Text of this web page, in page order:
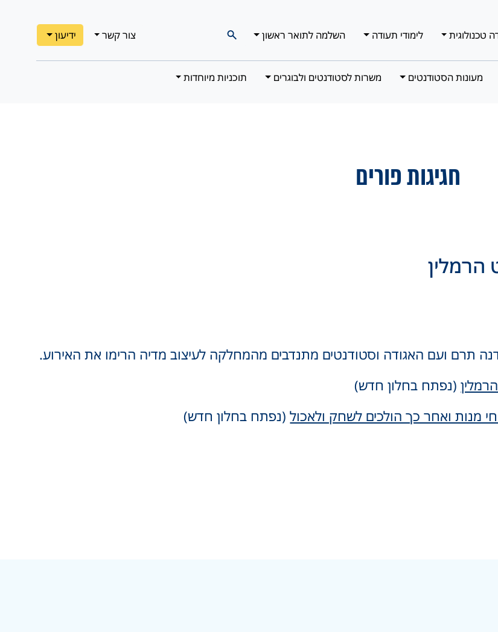
טכנולוגית לימודי תעודה השלמה לתואר ראשון צור קשר ידיעון
מעונות הסטודנטים משרות לסטודנטים ולבוגרים תוכניות מיוחדות
חגיגות פורים
הרמלין
תרם ועם האגודה וסטודנטים מתנדבים מהמחלקה לעיצוב מדיה הרימו את האירוע.
(נפתח בחלון חדש)
מנות ואחר כך הולכים לשחק ולאכול(נפתח בחלון חדש)